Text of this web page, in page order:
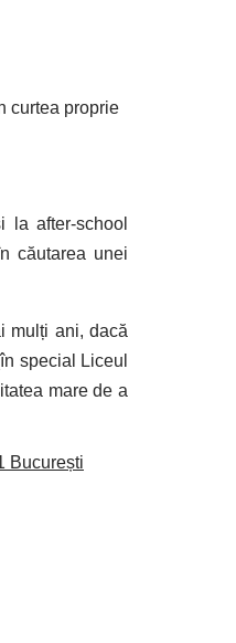
curtea proprie
after-school
căutarea unei
mulți ani, dacă
special Liceul
mare de a
București